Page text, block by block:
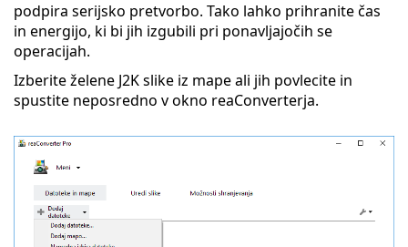
podpira serijsko pretvorbo. Tako lahko prihranite čas
in energijo, ki bi jih izgubili pri ponavljajočih se
operacijah.
Izberite želene J2K slike iz mape ali jih povlecite in
spustite neposredno v okno reaConverterja.